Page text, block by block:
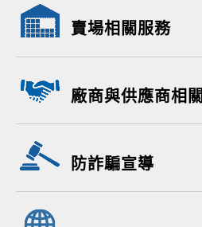
賣場相關服務
廠商與供應商相關
防詐騙宣導